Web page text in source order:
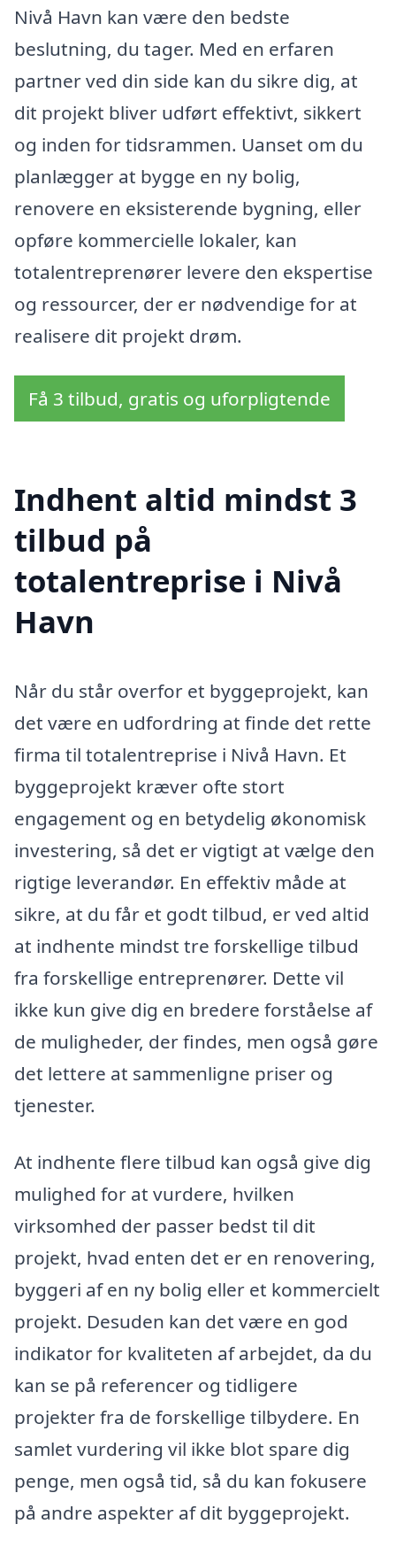
Nivå Havn kan være den bedste
beslutning, du tager. Med en erfaren
partner ved din side kan du sikre dig, at
dit projekt bliver udført effektivt, sikkert
og inden for tidsrammen. Uanset om du
planlægger at bygge en ny bolig,
renovere en eksisterende bygning, eller
opføre kommercielle lokaler, kan
totalentreprenører levere den ekspertise
og ressourcer, der er nødvendige for at
realisere dit projekt drøm.
Få 3 tilbud, gratis og uforpligtende
Indhent altid mindst 3
tilbud på
totalentreprise i Nivå
Havn
Når du står overfor et byggeprojekt, kan
det være en udfordring at finde det rette
firma til totalentreprise i Nivå Havn. Et
byggeprojekt kræver ofte stort
engagement og en betydelig økonomisk
investering, så det er vigtigt at vælge den
rigtige leverandør. En effektiv måde at
sikre, at du får et godt tilbud, er ved altid
at indhente mindst tre forskellige tilbud
fra forskellige entreprenører. Dette vil
ikke kun give dig en bredere forståelse af
de muligheder, der findes, men også gøre
det lettere at sammenligne priser og
tjenester.
At indhente flere tilbud kan også give dig
mulighed for at vurdere, hvilken
virksomhed der passer bedst til dit
projekt, hvad enten det er en renovering,
byggeri af en ny bolig eller et kommercielt
projekt. Desuden kan det være en god
indikator for kvaliteten af arbejdet, da du
kan se på referencer og tidligere
projekter fra de forskellige tilbydere. En
samlet vurdering vil ikke blot spare dig
penge, men også tid, så du kan fokusere
på andre aspekter af dit byggeprojekt.